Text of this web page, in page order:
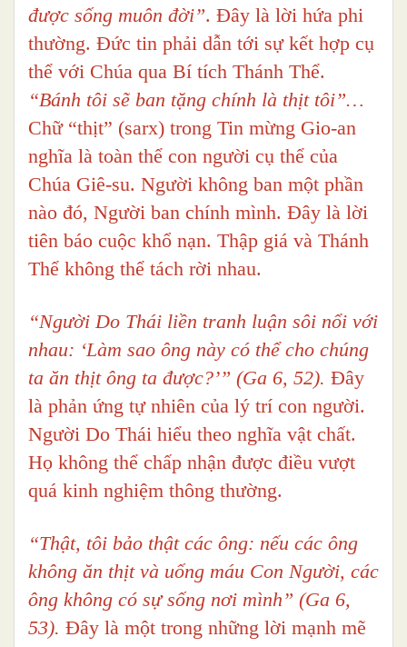
được sống muôn đời”. Đây là lời hứa phi
thường. Đức tin phải dẫn tới sự kết hợp cụ
thể với Chúa qua Bí tích Thánh Thể.
“Bánh tôi sẽ ban tặng chính là thịt tôi”…
Chữ “thịt” (sarx) trong Tin mừng Gio-an
nghĩa là toàn thể con người cụ thể của
Chúa Giê-su. Người không ban một phần
nào đó, Người ban chính mình. Đây là lời
tiên báo cuộc khổ nạn. Thập giá và Thánh
Thể không thể tách rời nhau.
“Người Do Thái liền tranh luận sôi nổi với
nhau: ‘Làm sao ông này có thể cho chúng
ta ăn thịt ông ta được?’” (Ga 6, 52). Đây
là phản ứng tự nhiên của lý trí con người.
Người Do Thái hiểu theo nghĩa vật chất.
Họ không thể chấp nhận được điều vượt
quá kinh nghiệm thông thường.
“Thật, tôi bảo thật các ông: nếu các ông
không ăn thịt và uống máu Con Người, các
ông không có sự sống nơi mình” (Ga 6,
53). Đây là một trong những lời mạnh mẽ